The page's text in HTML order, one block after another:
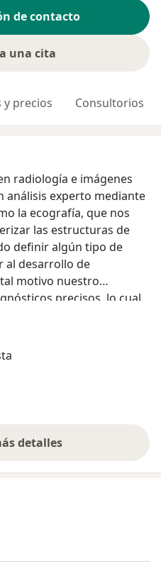
de contacto
una cita
y precios Consultorios
radiología e imágenes
análisis experto mediante
la ecografía, que nos
las estructuras de
definir algún tipo de
al desarrollo de
motivo nuestro
precisos, lo cual
siempre
amabilidad,
detalles
sobre la experiencia